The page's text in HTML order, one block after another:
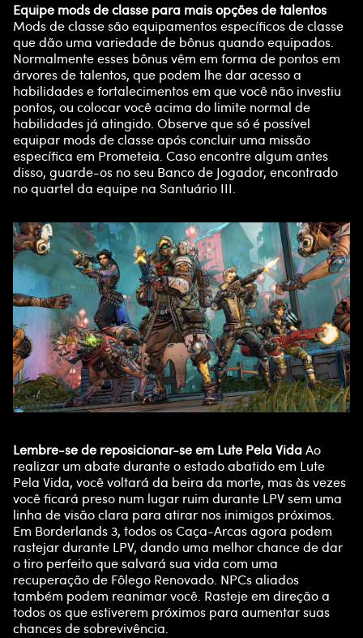
Equipe mods de classe para mais opções de talentos
Mods de classe são equipamentos específicos de classe
que dão uma variedade de bônus quando equipados.
Normalmente esses bônus vêm em forma de pontos em
árvores de talentos, que podem lhe dar acesso a
habilidades e fortalecimentos em que você não investiu
pontos, ou colocar você acima do limite normal de
habilidades já atingido. Observe que só é possível
equipar mods de classe após concluir uma missão
específica em Prometeia. Caso encontre algum antes
disso, guarde-os no seu Banco de Jogador, encontrado
no quartel da equipe na Santuário III.
Lembre-se de reposicionar-se em Lute Pela VidaAo
realizar um abate durante o estado abatido em Lute
Pela Vida, você voltará da beira da morte, mas às vezes
você ficará preso num lugar ruim durante LPV sem uma
linha de visão clara para atirar nos inimigos próximos.
Em Borderlands 3, todos os Caça-Arcas agora podem
rastejar durante LPV, dando uma melhor chance de dar
o tiro perfeito que salvará sua vida com uma
recuperação de Fôlego Renovado. NPCs aliados
também podem reanimar você. Rasteje em direção a
todos os que estiverem próximos para aumentar suas
chances de sobrevivência.